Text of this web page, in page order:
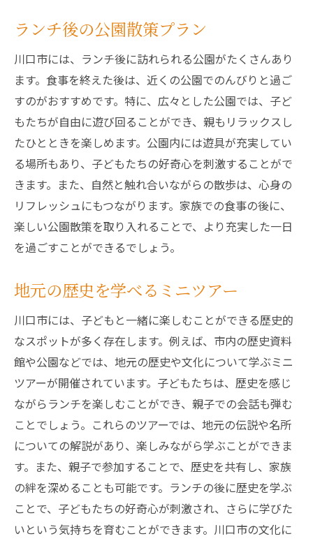
ランチ後の公園散策プラン
川口市には、ランチ後に訪れられる公園がたくさんあり
ます。食事を終えた後は、近くの公園でのんびりと過ご
すのがおすすめです。特に、広々とした公園では、子ど
もたちが自由に遊び回ることができ、親もリラックスし
たひとときを楽しめます。公園内には遊具が充実してい
る場所もあり、子どもたちの好奇心を刺激することがで
きます。また、自然と触れ合いながらの散歩は、心身の
リフレッシュにもつながります。家族での食事の後に、
楽しい公園散策を取り入れることで、より充実した一日
を過ごすことができるでしょう。
地元の歴史を学べるミニツアー
川口市には、子どもと一緒に楽しむことができる歴史的
なスポットが多く存在します。例えば、市内の歴史資料
館や公園などでは、地元の歴史や文化について学ぶミニ
ツアーが開催されています。子どもたちは、歴史を感じ
ながらランチを楽しむことができ、親子での会話も弾む
ことでしょう。これらのツアーでは、地元の伝説や名所
についての解説があり、楽しみながら学ぶことができま
す。また、親子で参加することで、歴史を共有し、家族
の絆を深めることも可能です。ランチの後に歴史を学ぶ
ことで、子どもたちの好奇心が刺激され、さらに学びた
いという気持ちを育むことができます。川口市の文化に